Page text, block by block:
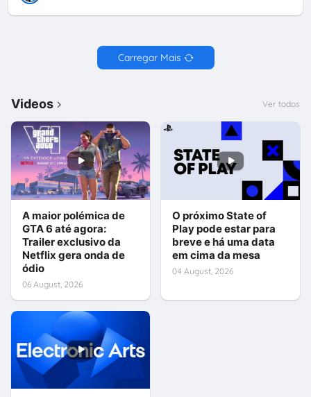
Carregar Mais
Videos Ver todos
A maior polémica de
GTA 6 até agora:
Trailer exclusivo da
Netflix gera onda de
ódio
06 August, 2026
O próximo State of
Play pode estar para
breve e há uma data
em cima da mesa
04 August, 2026